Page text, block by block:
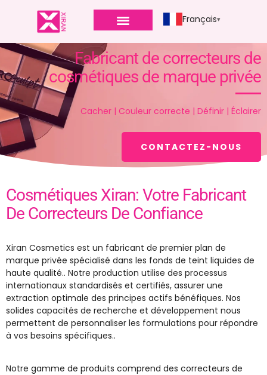
Français
Fabricant de correcteurs de
cosmétiques de marque privée
Cacher | Couleur correcte | Définir | Éclairer
CONTACTEZ-NOUS
Cosmétiques Xiran: Votre Fabricant
De Correcteurs De Confiance
Xiran Cosmetics est un fabricant de premier plan de
marque privée spécialisé dans les fonds de teint liquides de
haute qualité.. Notre production utilise des processus
internationaux standardisés et certifiés, assurer une
extraction optimale des principes actifs bénéfiques. Nos
solides capacités de recherche et développement nous
permettent de personnaliser les formulations pour répondre
à vos besoins spécifiques..
Notre gamme de produits comprend des correcteurs de